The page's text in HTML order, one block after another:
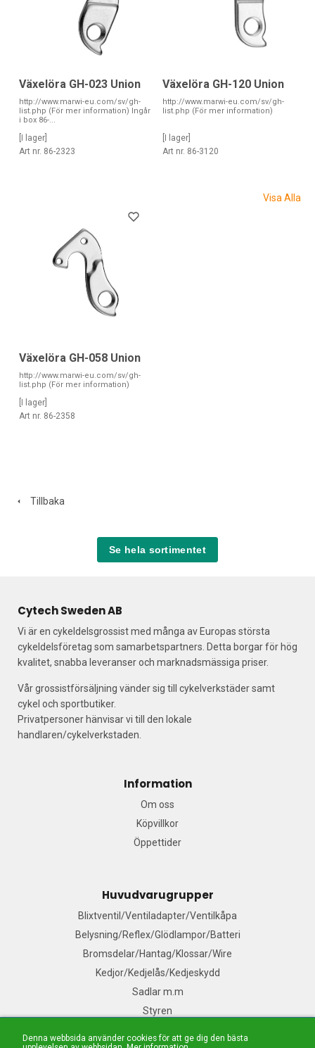
Denna webbsida använder cookies för att ge dig den bästa
Växelöra GH-023 Union
http://www.marwi-eu.com/sv/gh-
list.php (För mer information) Ingår
i box 86-...
[I lager]
Art nr. 86-2323
Växelöra GH-120 Union
http://www.marwi-eu.com/sv/gh-
list.php (För mer information)
[I lager]
Art nr. 86-3120
Växelöra GH-058 Union
http://www.marwi-eu.com/sv/gh-
list.php (För mer information)
[I lager]
Art nr. 86-2358
Visa Alla
Tillbaka
Se hela sortimentet
Cytech Sweden AB
Vi är en cykeldelsgrossist med många av Europas största
cykeldelsföretag som samarbetspartners. Detta borgar för hög
kvalitet, snabba leveranser och marknadsmässiga priser.
Vår grossistförsäljning vänder sig till cykelverkstäder samt
cykel och sportbutiker.
Privatpersoner hänvisar vi till den lokale
handlaren/cykelverkstaden.
Information
Om oss
Köpvillkor
Öppettider
Huvudvarugrupper
Blixtventil/Ventiladapter/Ventilkåpa
Belysning/Reflex/Glödlampor/Batteri
Bromsdelar/Hantag/Klossar/Wire
Kedjor/Kedjelås/Kedjeskydd
Sadlar m.m
Styren